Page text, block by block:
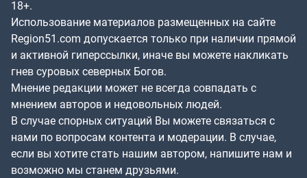
18+.
Использование материалов размещенных на сайте
Region51.com допускается только при наличии прямой
и активной гиперссылки, иначе вы можете накликать
гнев суровых северных Богов.
Мнение редакции может не всегда совпадать с
мнением авторов и недовольных людей.
В случае спорных ситуаций Вы можете связаться с
нами по вопросам контента и модерации. В случае,
если вы хотите стать нашим автором, напишите нам и
возможно мы станем друзьями.